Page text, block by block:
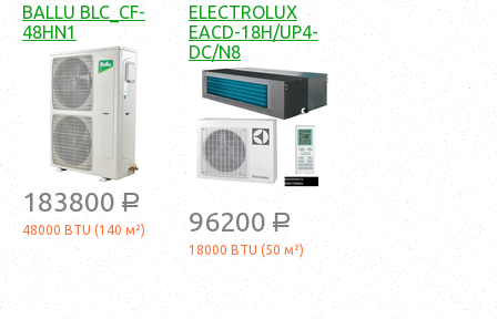
BALLU BLC_CF-
48HN1
183800 a
48000 BTU (140 м²)
ELECTROLUX
EACD-18H/UP4-
DC/N8
96200 a
18000 BTU (50 м²)